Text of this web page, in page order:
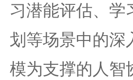
习潜能评估、学
划等场景中的深
模为支撑的人智